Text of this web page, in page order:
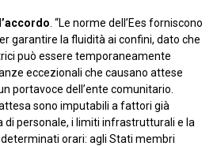
. “Le norme dell’Ees forniscono
garantire la fluidità ai confini, dato che
può essere temporaneamente
eccezionali che causano attese
portavoce dell’ente comunitario.
sono imputabili a fattori già
di personale, i limiti infrastrutturali e la
orari: agli Stati membri